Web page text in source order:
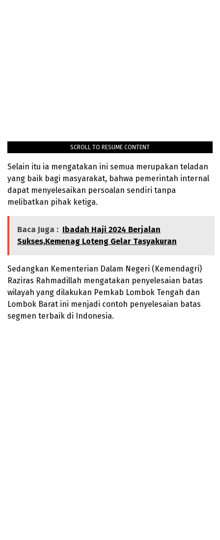
SCROLL TO RESUME CONTENT
Selain itu ia mengatakan ini semua merupakan teladan
yang baik bagi masyarakat, bahwa pemerintah internal
dapat menyelesaikan persoalan sendiri tanpa
melibatkan pihak ketiga.
Baca Juga : Ibadah Haji 2024 Berjalan
Sukses,Kemenag Loteng Gelar Tasyakuran
Sedangkan Kementerian Dalam Negeri (Kemendagri)
Raziras Rahmadillah mengatakan penyelesaian batas
wilayah yang dilakukan Pemkab Lombok Tengah dan
Lombok Barat ini menjadi contoh penyelesaian batas
segmen terbaik di Indonesia.